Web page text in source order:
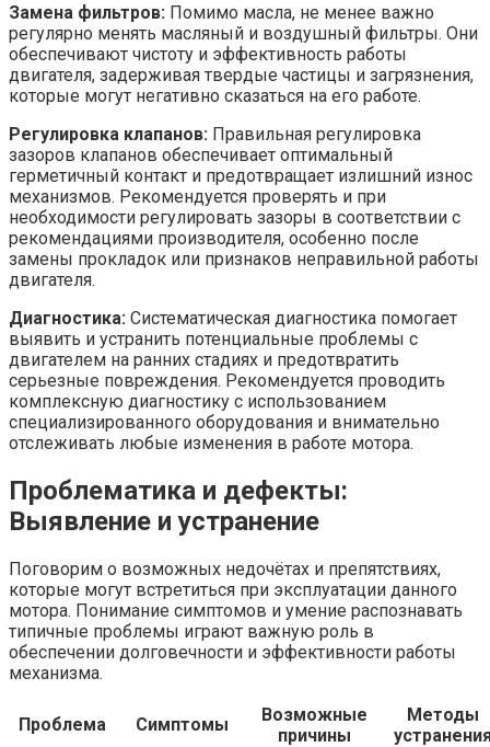
Замена фильтров: Помимо масла, не менее важно
регулярно менять масляный и воздушный фильтры. Они
обеспечивают чистоту и эффективность работы
двигателя, задерживая твердые частицы и загрязнения,
которые могут негативно сказаться на его работе.
Регулировка клапанов: Правильная регулировка
зазоров клапанов обеспечивает оптимальный
герметичный контакт и предотвращает излишний износ
механизмов. Рекомендуется проверять и при
необходимости регулировать зазоры в соответствии с
рекомендациями производителя, особенно после
замены прокладок или признаков неправильной работы
двигателя.
Диагностика: Систематическая диагностика помогает
выявить и устранить потенциальные проблемы с
двигателем на ранних стадиях и предотвратить
серьезные повреждения. Рекомендуется проводить
комплексную диагностику с использованием
специализированного оборудования и внимательно
отслеживать любые изменения в работе мотора.
Проблематика и дефекты:
Выявление и устранение
Поговорим о возможных недочётах и препятствиях,
которые могут встретиться при эксплуатации данного
мотора. Понимание симптомов и умение распознавать
типичные проблемы играют важную роль в
обеспечении долговечности и эффективности работы
механизма.
Проблема Симптомы
Возможные
причины
Методы